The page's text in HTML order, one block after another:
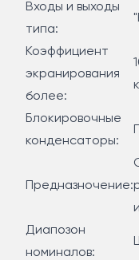
Входы и выходы
типа:
Коэффициент
экранирования
более:
Блокировочные
конденсаторы:
Предназночение:
Диапозон
номиналов: